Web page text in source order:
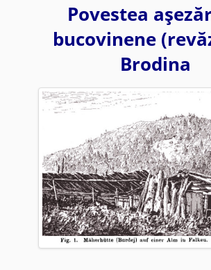
Povestea
bucovinene
Brodina